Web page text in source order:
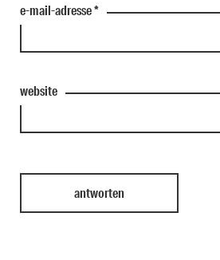
e-mail-adresse*
website